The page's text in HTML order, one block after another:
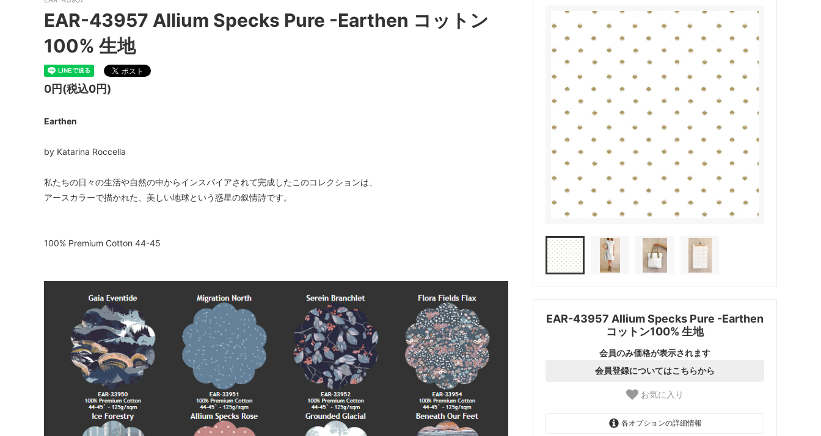
EAR-43957 Allium Specks Pure -Earthen
コットン100% 生地
会員のみ価格が表示されます
会員登録についてはこちらから
お気に入り
各オプションの詳細情報
EAR-43957 Allium Specks Pure -Earthen コットン
100% 生地
0円(税込0円)
Earthen
by Katarina Roccella
私たちの日々の生活や自然の中からインスパイアされて完成したこのコレクションは、
アースカラーで描かれた、美しい地球という惑星の叙情詩です。
100% Premium Cotton 44-45